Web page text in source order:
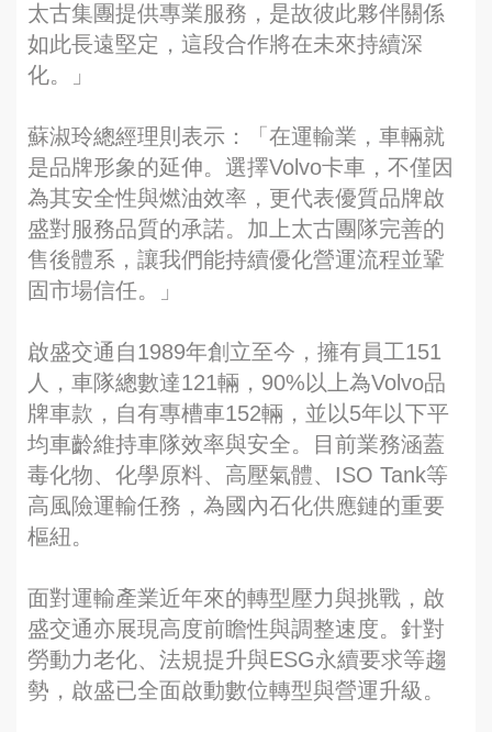
太古集團提供專業服務，是故彼此夥伴關係
如此長遠堅定，這段合作將在未來持續深
化。」
蘇淑玲總經理則表示：「在運輸業，車輛就
是品牌形象的延伸。選擇Volvo卡車，不僅因
為其安全性與燃油效率，更代表優質品牌啟
盛對服務品質的承諾。加上太古團隊完善的
售後體系，讓我們能持續優化營運流程並鞏
固市場信任。」
啟盛交通自1989年創立至今，擁有員工151
人，車隊總數達121輛，90%以上為Volvo品
牌車款，自有專槽車152輛，並以5年以下平
均車齡維持車隊效率與安全。目前業務涵蓋
毒化物、化學原料、高壓氣體、ISO Tank等
高風險運輸任務，為國內石化供應鏈的重要
樞紐。
面對運輸產業近年來的轉型壓力與挑戰，啟
盛交通亦展現高度前瞻性與調整速度。針對
勞動力老化、法規提升與ESG永續要求等趨
勢，啟盛已全面啟動數位轉型與營運升級。